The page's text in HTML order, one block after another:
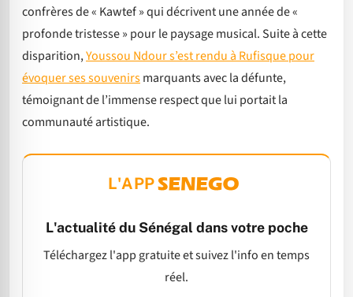
confrères de « Kawtef » qui décrivent une année de «
profonde tristesse » pour le paysage musical. Suite à cette
disparition,Youssou Ndour s’est rendu à Rufisque pour
évoquer ses souvenirsmarquants avec la défunte,
témoignant de l’immense respect que lui portait la
communauté artistique.
L'APP
L'actualité du Sénégal dans votre poche
Téléchargez l'app gratuite et suivez l'info en temps
réel.